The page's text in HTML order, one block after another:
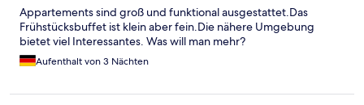
Appartements sind groß und funktional ausgestattet.Das
Frühstücksbuffet ist klein aber fein.Die nähere Umgebung
bietet viel Interessantes. Was will man mehr?
Aufenthalt von 3 Nächten